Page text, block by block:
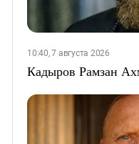
10:40, 7 августа 2026
Кадыров Рамзан